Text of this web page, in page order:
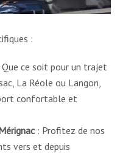
:
Que ce soit pour un trajet
La Réole ou Langon,
confortable et
: Profitez de nos
vers et depuis